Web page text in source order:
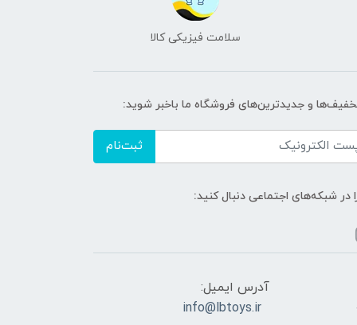
سلامت فیزیکی کالا
و جدیدترین‌های فروشگاه ما باخبر شوید:
ثبت‌نام
در شبکه‌های اجتماعی دنبال کنید:
آدرس ایمیل:
info@lbtoys.ir